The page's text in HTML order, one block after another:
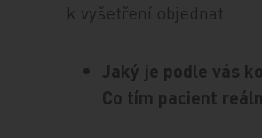
k vyšetření objednat.
Jaký je podle vás
Co tím pacient